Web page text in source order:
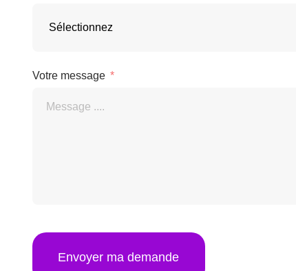
Votre message
Envoyer ma demande